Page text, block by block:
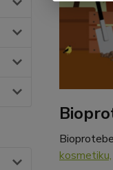
kosmetiku,